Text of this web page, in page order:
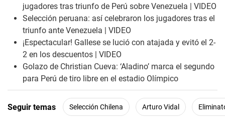
jugadores tras triunfo de Perú sobre Venezuela | VIDEO
Selección peruana: así celebraron los jugadores tras el
triunfo ante Venezuela | VIDEO
¡Espectacular! Gallese se lució con atajada y evitó el 2-
2 en los descuentos | VIDEO
Golazo de Christian Cueva: ‘Aladino’ marca el segundo
para Perú de tiro libre en el estadio Olímpico
Seguir temas Selección Chilena Arturo Vidal